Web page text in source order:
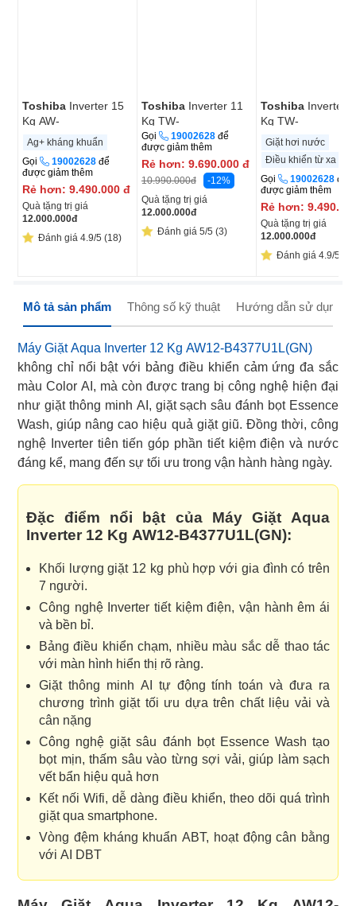
Toshiba Inverter 15
Kg AW-
T06D1600LV(MK)
Ag+ kháng khuẩn
Gọi 19002628 để
được giảm thêm
Rẻ hơn: 9.490.000 đ
Quà tặng trị giá
12.000.000đ
Đánh giá 4.9/5 (18)
Toshiba Inverter 11
Kg TW-
T33B120UWV(MK)
Gọi 19002628 để
được giảm thêm
Rẻ hơn: 9.690.000 đ
10.990.000đ
-12%
Quà tặng trị giá
12.000.000đ
Đánh giá 5/5 (3)
Toshiba Inverter
Kg TW-
Giặt hơi nước
Điều khiển từ xa
Gọi 19002628 để
được giảm thêm
Rẻ hơn:
Quà tặng trị giá
12.000.000đ
Đánh giá 4.9/5
Mô tả sản phẩm Thông số kỹ thuật Hướng dẫn sử dụng
Máy Giặt Aqua Inverter 12 Kg AW12-B4377U1L(GN)
không chỉ nổi bật với bảng điều khiển cảm ứng đa sắc
màu Color AI, mà còn được trang bị công nghệ hiện đại
như giặt thông minh AI, giặt sạch sâu đánh bọt Essence
Wash, giúp nâng cao hiệu quả giặt giũ. Đồng thời, công
nghệ Inverter tiên tiến góp phần tiết kiệm điện và nước
đáng kể, mang đến sự tối ưu trong vận hành hàng ngày.
Đặc điểm nổi bật của Máy Giặt Aqua
Inverter 12 Kg AW12-B4377U1L(GN):
Khối lượng giặt 12 kg phù hợp với gia đình có trên
7 người.
Công nghệ Inverter tiết kiệm điện, vận hành êm ái
và bền bỉ.
Bảng điều khiển chạm, nhiều màu sắc dễ thao tác
với màn hình hiển thị rõ ràng.
Giặt thông minh AI tự động tính toán và đưa ra
chương trình giặt tối ưu dựa trên chất liệu vải và
cân nặng
Công nghệ giặt sâu đánh bọt Essence Wash tạo
bọt mịn, thấm sâu vào từng sợi vải, giúp làm sạch
vết bẩn hiệu quả hơn
Kết nối Wifi, dễ dàng điều khiển, theo dõi quá trình
giặt qua smartphone.
Vòng đệm kháng khuẩn ABT, hoạt động cân bằng
với AI DBT